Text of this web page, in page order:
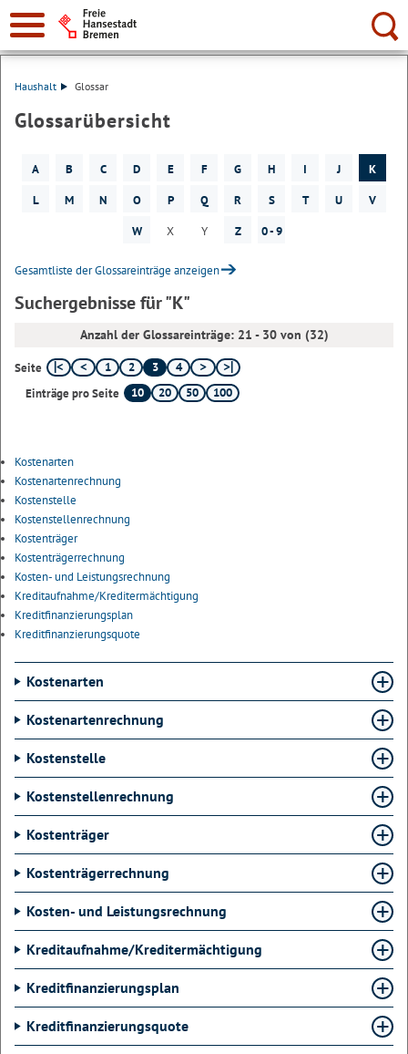
Suche:
Haushalt Glossar
Glossarübersicht
A B C D E F G H I J
K
L
M N O P Q R S T U
V
W
X Y Z 0 - 9
Gesamtliste der Glossareinträge anzeigen
Suchergebnisse für "K"
Anzahl der Glossareinträge: 21 - 30 von (32)
Seite 1 2 3
4
Einträge pro Seite
10 20 50 100
Kostenarten
Kostenartenrechnung
Kostenstelle
Kostenstellenrechnung
Kostenträger
Kostenträgerrechnung
Kosten- und Leistungsrechnung
Kreditaufnahme/Kreditermächtigung
Kreditfinanzierungsplan
Kreditfinanzierungsquote
Kostenarten
Kostenartenrechnung
Kostenstelle
Kostenstellenrechnung
Kostenträger
Kostenträgerrechnung
Kosten- und Leistungsrechnung
Kreditaufnahme/Kreditermächtigung
Kreditfinanzierungsplan
Kreditfinanzierungsquote